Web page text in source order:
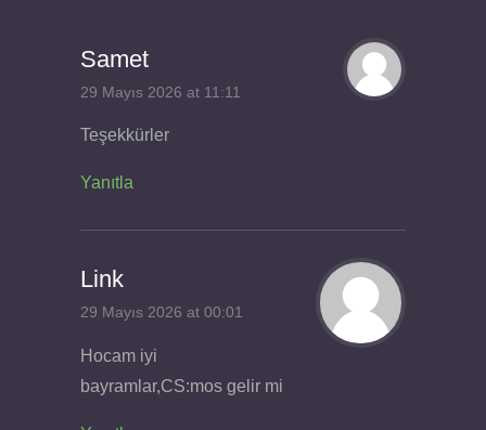
Samet
29 Mayıs 2026 at 11:11
Teşekkürler
Yanıtla
Link
29 Mayıs 2026 at 00:01
Hocam iyi
bayramlar,CS:mos gelir mi